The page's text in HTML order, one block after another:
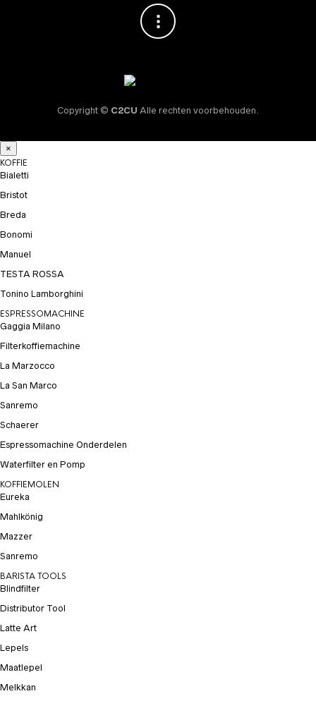
Copyright © C2CU Alle rechten voorbehouden.
×
KOFFIE
Bialetti
Bristot
Breda
Bonomi
Manuel
TESTA ROSSA
Tonino Lamborghini
ESPRESSOMACHINE
Gaggia Milano
Filterkoffiemachine
La Marzocco
La San Marco
Sanremo
Schaerer
Espressomachine Onderdelen
Waterfilter en Pomp
KOFFIEMOLEN
Eureka
Mahlkönig
Mazzer
Sanremo
BARISTA TOOLS
Blindfilter
Distributor Tool
Latte Art
Lepels
Maatlepel
Melkkan